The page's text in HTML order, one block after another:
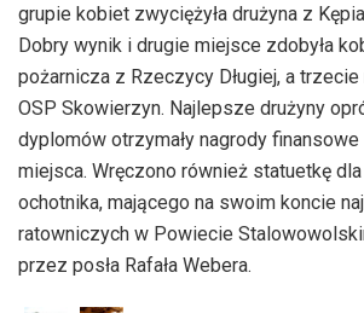
grupie kobiet zwyciężyła drużyna z
Dobry wynik i drugie miejsce zdobyła
pożarnicza z Rzeczycy Długiej, a
OSP Skowierzyn. Najlepsze drużyny
dyplomów otrzymały nagrody
miejsca. Wręczono również statuetkę
ochotnika, mającego na swoim koncie
ratowniczych w Powiecie
przez posła Rafała Webera.